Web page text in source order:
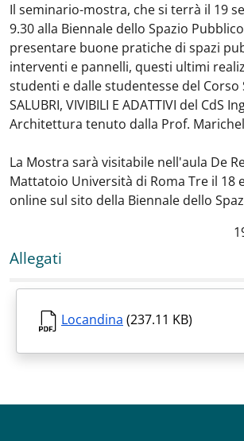
Il seminario-mostra, che si terrà il 19
9.30 alla Biennale dello Spazio
presentare buone pratiche di spazi
interventi e pannelli, questi ultimi
studenti e dalle studentesse del Corso
SALUBRI, VIVIBILI E ADATTIVI del CdS
Architettura tenuto dalla Prof.
La Mostra sarà visitabile nell'aula De
Mattatoio Università di Roma Tre il 18
online sul sito della Biennale dello
Allegati
Locandina (237.11 KB)